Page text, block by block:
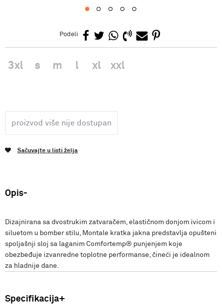
Podeli
3xl s m l xl xxl
proizvod više nije dostupan
Sačuvajte u listi želja
Opis
Dizajnirana sa dvostrukim zatvaračem, elastičnom donjom ivicom i
siluetom u bomber stilu, Montale kratka jakna predstavlja opušteni
spoljašnji sloj sa laganim Comfortemp® punjenjem koje
obezbeđuje izvanredne toplotne performanse, čineći je idealnom
za hladnije dane.
Specifikacija